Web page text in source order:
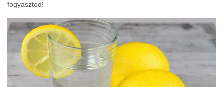
fogyasztod!